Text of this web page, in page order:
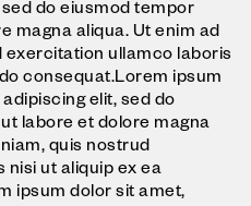
do eiusmod tempor
magna aliqua. Ut enim ad
exercitation ullamco laboris
consequat.Lorem ipsum
elit, sed do
labore et dolore magna
quis nostrud
ut aliquip ex ea
ipsum dolor sit amet,